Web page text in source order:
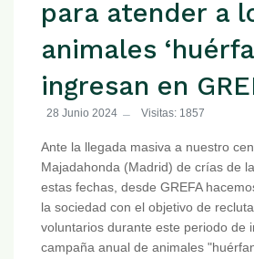
para atender a
animales
ingresan en
28 Junio 2024 Visitas: 1857
Ante la llegada masiva a nuestro
Majadahonda (Madrid) de crías de
estas fechas, desde GREFA
la sociedad con el objetivo de
voluntarios durante este periodo de
campaña anual de animales